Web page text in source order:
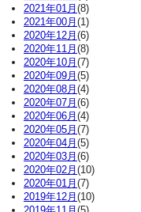
2021年01月 (8)
2021年00月 (1)
2020年12月 (6)
2020年11月 (8)
2020年10月 (7)
2020年09月 (5)
2020年08月 (4)
2020年07月 (6)
2020年06月 (4)
2020年05月 (7)
2020年04月 (5)
2020年03月 (6)
2020年02月 (10)
2020年01月 (7)
2019年12月 (10)